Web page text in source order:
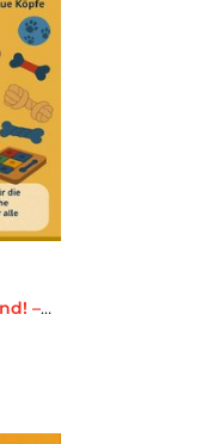
Denk dich fit, Hund! – 11-Minuten-Spiele für schlaue Köpfe (Ein liebevolles Geschenk für Familien, Senior:innen & Hundeliebhaber:innen)